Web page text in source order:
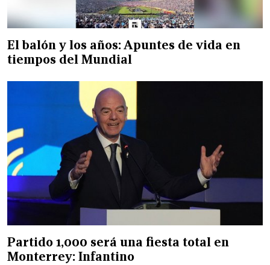
El balón y los años: Apuntes de vida en
tiempos del Mundial
Partido 1,000 será una fiesta total en
Monterrey: Infantino